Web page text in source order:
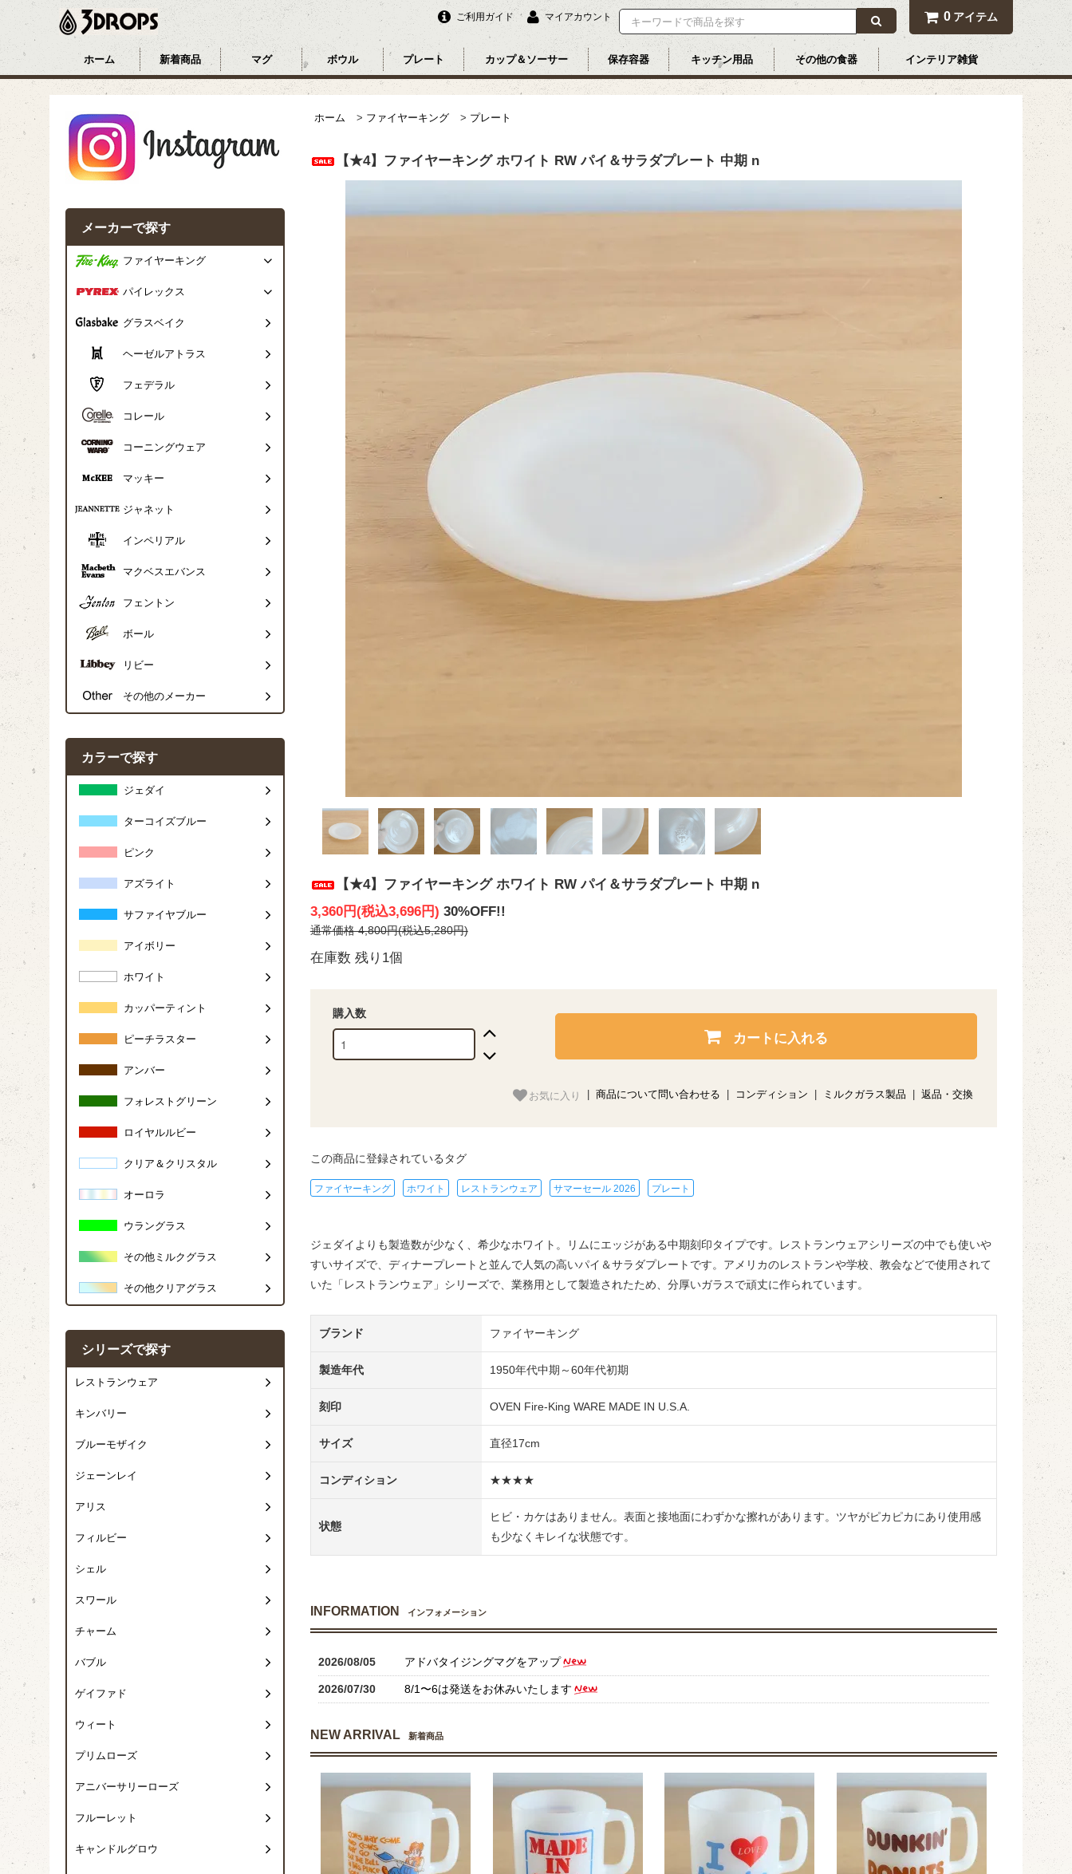
ご利用ガイド マイアカウント 0 アイテム
ホーム 新着商品 マグ ボウル プレート カップ＆ソーサー 保存容器 キッチン用品 その他の食器 インテリア雑貨
ホーム > ファイヤーキング > プレート
【★4】ファイヤーキング ホワイト RW パイ＆サラダプレート 中期 n
【★4】ファイヤーキング ホワイト RW パイ＆サラダプレート 中期 n
3,360円(税込3,696円) 30%OFF!!
通常価格 4,800円(税込5,280円)
在庫数 残り1個
購入数
カートに入れる
お気に入り 商品について問い合わせる コンディション ミルクガラス製品 返品・交換
この商品に登録されているタグ
ファイヤーキング ホワイト レストランウェア サマーセール 2026 プレート
ジェダイよりも製造数が少なく、希少なホワイト。リムにエッジがある中期刻印タイプです。レストランウェアシリーズの中でも使いや
すいサイズで、ディナープレートと並んで人気の高いパイ＆サラダプレートです。アメリカのレストランや学校、教会などで使用されて
いた「レストランウェア」シリーズで、業務用として製造されたため、分厚いガラスで頑丈に作られています。
ブランド ファイヤーキング
製造年代 1950年代中期～60年代初期
刻印 OVEN Fire-King WARE MADE IN U.S.A.
サイズ 直径17cm
コンディション ★★★★
状態
ヒビ・カケはありません。表面と接地面にわずかな擦れがあります。ツヤがピカピカにあり使用感
も少なくキレイな状態です。
INFORMATION インフォメーション
2026/08/05 アドバタイジングマグをアップ
2026/07/30 8/1〜6は発送をお休みいたします
NEW ARRIVAL 新着商品
メーカーで探す
ファイヤーキング
パイレックス
グラスベイク
ヘーゼルアトラス
フェデラル
コレール
コーニングウェア
マッキー
ジャネット
インペリアル
マクベスエバンス
フェントン
ボール
リビー
その他のメーカー
カラーで探す
ジェダイ
ターコイズブルー
ピンク
アズライト
サファイヤブルー
アイボリー
ホワイト
カッパーティント
ピーチラスター
アンバー
フォレストグリーン
ロイヤルルビー
クリア＆クリスタル
オーロラ
ウラングラス
その他ミルクグラス
その他クリアグラス
シリーズで探す
レストランウェア
キンバリー
ブルーモザイク
ジェーンレイ
アリス
フィルビー
シェル
スワール
チャーム
バブル
ゲイファド
ウィート
プリムローズ
アニバーサリーローズ
フルーレット
キャンドルグロウ